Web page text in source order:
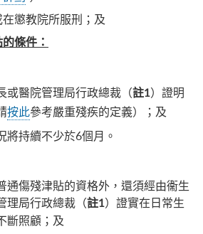
懲教院所服刑；及
條件：
或醫院管理局行政總裁（註1）證明
按此參考嚴重殘疾的定義）；及
將持續不少於6個月。
通傷殘津貼的資格外，還須經由衞生
理局行政總裁（註1）證實在日常生
斷照顧；及